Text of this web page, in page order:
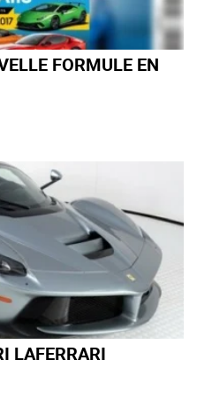
FORMULE EN
LAFERRARI